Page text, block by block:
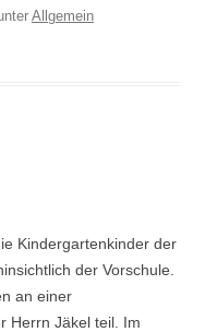
Allgemein
Kindergartenkinder der
der Vorschule.
an einer
Herrn Jäkel teil. Im